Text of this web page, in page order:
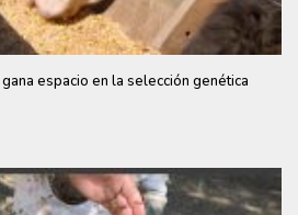
espacio en la selección genética